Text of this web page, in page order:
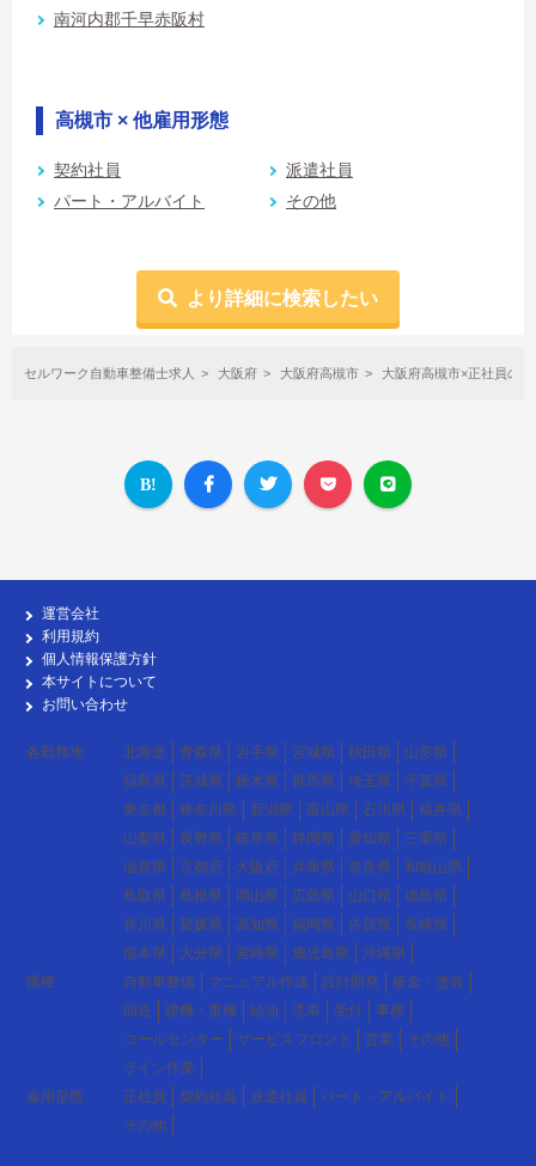
南河内郡千早赤阪村
高槻市 × 他雇用形態
契約社員
派遣社員
パート・アルバイト
その他
より詳細に検索したい
セルワーク自動車整備士求人 大阪府 大阪府高槻市 大阪府高槻市×正社員の
運営会社
利用規約
個人情報保護方針
本サイトについて
お問い合わせ
各勤務地 北海道 青森県 岩手県 宮城県 秋田県
山形県
福島県
茨城県 栃木県 群馬県 埼玉県
千葉県
東京都
神奈川県 新潟県 富山県 石川県
福井県
山梨県
長野県 岐阜県 静岡県 愛知県
三重県
滋賀県
京都府 大阪府 兵庫県 奈良県
和歌山県
鳥取県
島根県 岡山県 広島県 山口県
徳島県
香川県
愛媛県 高知県 福岡県 佐賀県
長崎県
熊本県
大分県 宮崎県 鹿児島県
沖縄県
職種
自動車整備 マニュアル作成 設計開発
板金・塗装
回送
建機・重機 給油 洗車 受付
事務
コールセンター
サービスフロント 営業
その他
ライン作業
雇用形態
正社員 契約社員 派遣社員
パート・アルバイト
その他